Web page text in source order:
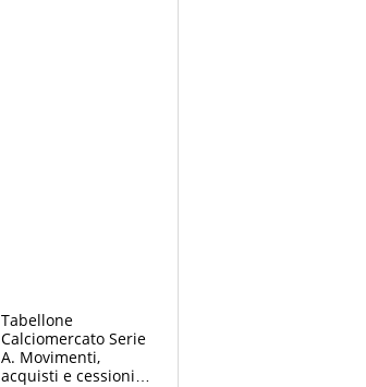
Tabellone
Calciomercato Serie
A. Movimenti,
acquisti e cessioni: